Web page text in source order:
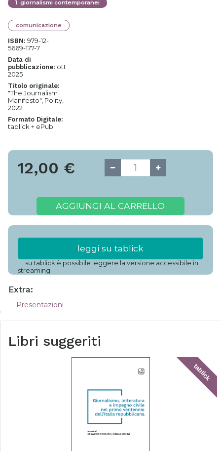
1. giornalismi contemporanei
comunicazione
ISBN: 979-12-
5669-177-7
Data di
pubblicazione: ott
2025
Titolo originale:
"The Journalism
Manifesto", Polity,
2022
Formato Digitale:
tablick + ePub
12,00 €
AGGIUNGI AL CARRELLO
leggi su tablick
su tablick è possibile leggere la versione accessibile in
streaming
Extra:
Presentazioni
Libri suggeriti
tablick